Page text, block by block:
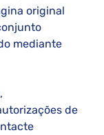
original
mediante
de